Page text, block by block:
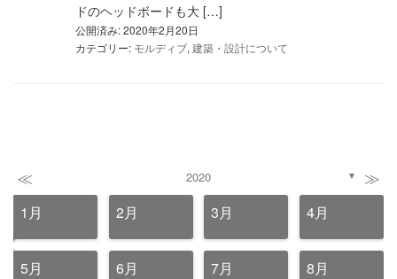
ドのヘッドボードも大 […]
公開済み: 2020年2月20日
カテゴリー: モルディブ, 建築・設計について
≪ 2020 ▼ ≫
1月 2月 3月 4月
5月 6月 7月 8月